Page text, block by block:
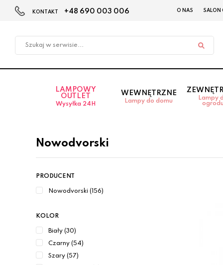
w
KONTAKT +48 690 003 006 O NAS SALON
LAMPOWY
OUTLET
Wysyłka 24H
WEWNĘTRZNE
Lampy do domu
Lampy
ogrodu
Nowodvorski
PRODUCENT
Nowodvorski (156)
KOLOR
Biały (30)
Czarny (54)
Szary (57)